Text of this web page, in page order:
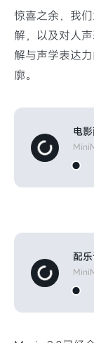
惊喜之余，我
解，以及对人
解与声学表达
廓。
电
配